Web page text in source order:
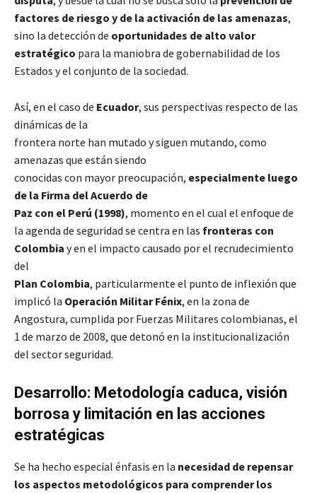
factores de riesgo y de la activación de las amenazas,
sino la detección de oportunidades de alto valor
estratégico para la maniobra de gobernabilidad de los
Estados y el conjunto de la sociedad.
Así, en el caso de Ecuador, sus perspectivas respecto de las
dinámicas de la
frontera norte han mutado y siguen mutando, como
amenazas que están siendo
conocidas con mayor preocupación, especialmente luego
de la Firma del Acuerdo de
Paz con el Perú (1998), momento en el cual el enfoque de
la agenda de seguridad se centra en las fronteras con
Colombia y en el impacto causado por el recrudecimiento
del
Plan Colombia, particularmente el punto de inflexión que
implicó la Operación Militar Fénix, en la zona de
Angostura, cumplida por Fuerzas Militares colombianas, el
1 de marzo de 2008, que detonó en la institucionalización
del sector seguridad.
Desarrollo: Metodología caduca, visión
borrosa y limitación en las acciones
estratégicas
Se ha hecho especial énfasis en la necesidad de repensar
los aspectos metodológicos para comprender los